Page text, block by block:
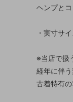
ヘンプと
・実寸
※当店で扱
経年に伴
古着特有